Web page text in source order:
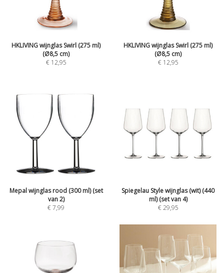
HKLIVING wijnglas Swirl (275 ml)
(Ø8,5 cm)
€ 12,95
HKLIVING wijnglas Swirl (275 ml)
(Ø8,5 cm)
€ 12,95
Mepal wijnglas rood (300 ml) (set
van 2)
€7,99
Spiegelau Style wijnglas (wit) (440
ml) (set van 4)
€29,95